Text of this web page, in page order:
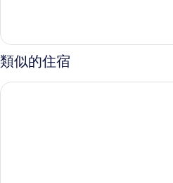
所
有
片
One
Bedroom
Penthouse
Panoramic
類似的住宿
威尼斯拉斯維加斯渡假村